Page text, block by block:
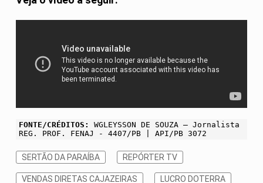
FONTE/CRÉDITOS:
WGLEYSSON DE SOUZA – Jornalista
REG. PROF. FENAJ - 4407/PB | API/PB 3072
SERTÃO DA PARAÍBA REPÓRTER TV
VENDAS DIRETAS CAJAZEIRAS LUCRO DOTERRA